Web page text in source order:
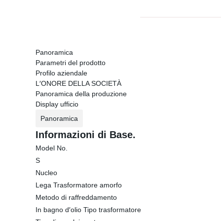
Panoramica
Parametri del prodotto
Profilo aziendale
L′ONORE DELLA SOCIETÀ
Panoramica della produzione
Display ufficio
Panoramica
Informazioni di Base.
Model No.
S
Nucleo
Lega Trasformatore amorfo
Metodo di raffreddamento
In bagno d′olio Tipo trasformatore